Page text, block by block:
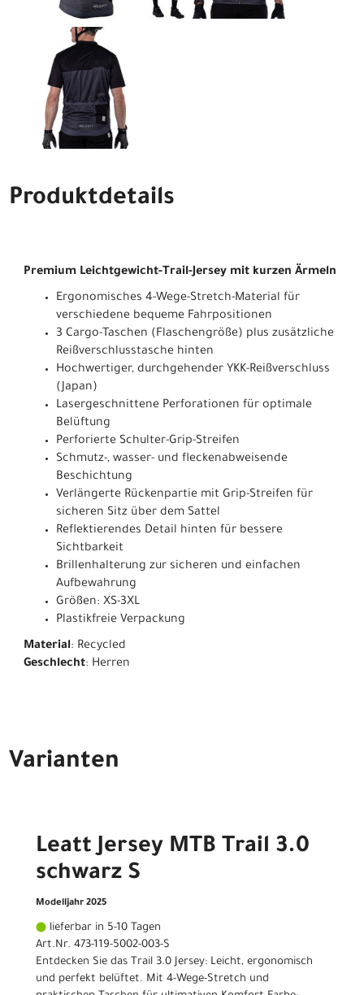
Produktdetails
Premium Leichtgewicht-Trail-Jersey mit kurzen Ärmeln
Ergonomisches 4-Wege-Stretch-Material für
verschiedene bequeme Fahrpositionen
3 Cargo-Taschen (Flaschengröße) plus zusätzliche
Reißverschlusstasche hinten
Hochwertiger, durchgehender YKK-Reißverschluss
(Japan)
Lasergeschnittene Perforationen für optimale
Belüftung
Perforierte Schulter-Grip-Streifen
Schmutz-, wasser- und fleckenabweisende
Beschichtung
Verlängerte Rückenpartie mit Grip-Streifen für
sicheren Sitz über dem Sattel
Reflektierendes Detail hinten für bessere
Sichtbarkeit
Brillenhalterung zur sicheren und einfachen
Aufbewahrung
Größen: XS-3XL
Plastikfreie Verpackung
Material: Recycled
Geschlecht: Herren
Varianten
Leatt Jersey MTB Trail 3.0
schwarz S
Modelljahr 2025
lieferbar in 5-10 Tagen
Art.Nr. 473-119-5002-003-S
Entdecken Sie das Trail 3.0 Jersey: Leicht, ergonomisch
und perfekt belüftet. Mit 4-Wege-Stretch und